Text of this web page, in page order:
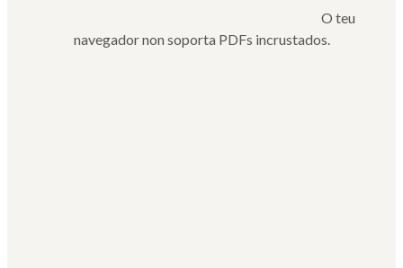
O teu
navegador non soporta PDFs incrustados.